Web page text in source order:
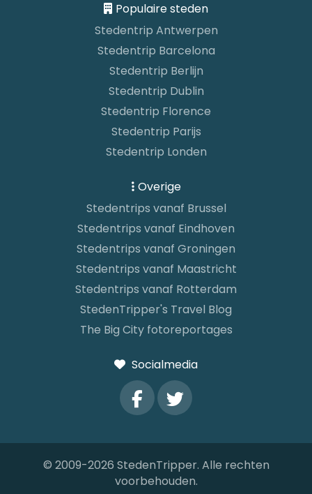
Populaire steden
Stedentrip Antwerpen
Stedentrip Barcelona
Stedentrip Berlijn
Stedentrip Dublin
Stedentrip Florence
Stedentrip Parijs
Stedentrip Londen
Overige
Stedentrips vanaf Brussel
Stedentrips vanaf Eindhoven
Stedentrips vanaf Groningen
Stedentrips vanaf Maastricht
Stedentrips vanaf Rotterdam
StedenTripper's Travel Blog
The Big City fotoreportages
Socialmedia
© 2009-2026 StedenTripper. Alle rechten
voorbehouden.